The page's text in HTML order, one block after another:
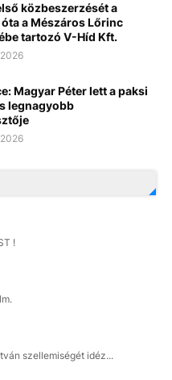
közbeszerzését a
a Mészáros Lőrinc
tartozó V-Híd Kft.
Magyar Péter lett a paksi
legnagyobb
!
szellemiségét idéz...